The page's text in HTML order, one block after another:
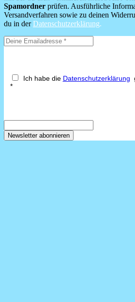
Spamordner prüfen. Ausführliche
Versandverfahren sowie zu deinen
du in derDatenschutzerklärung.
Ich habe die Datenschutzerklärung
*